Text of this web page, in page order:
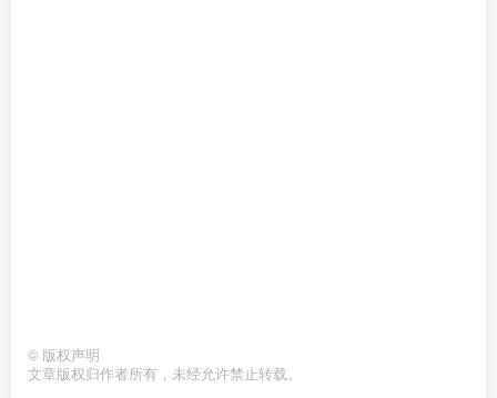
© 版权声明
文章版权归作者所有，未经允许禁止转载。